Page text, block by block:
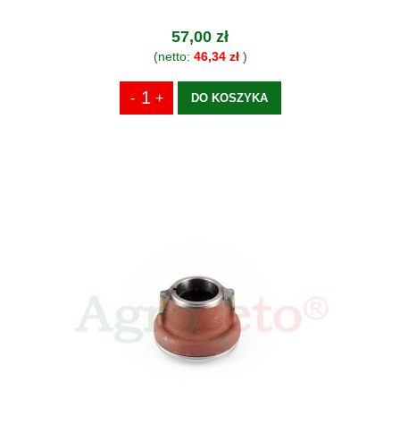
57,00 zł
(netto: 46,34 zł)
DO KOSZYKA